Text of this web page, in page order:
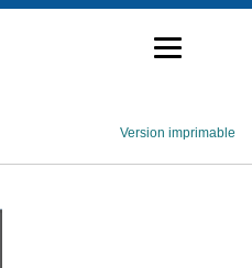
Version imprimable